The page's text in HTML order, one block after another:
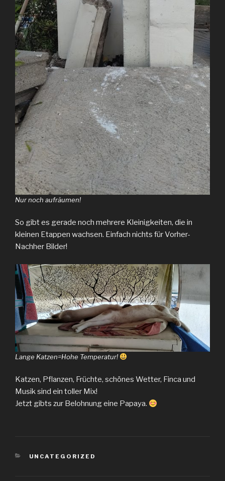
Nur noch aufräumen!
So gibt es gerade noch mehrere Kleinigkeiten, die in
kleinen Etappen wachsen. Einfach nichts für Vorher-
Nachher Bilder!
Lange Katzen=Hohe Temperatur!
Katzen, Pflanzen, Früchte, schönes Wetter, Finca und
Musik sind ein toller Mix!
Jetzt gibts zur Belohnung eine Papaya.
KATEGORIEN
UNCATEGORIZED